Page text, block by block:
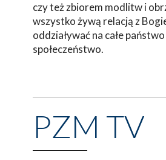
czy też zbiorem modlitw i
wszystko żywą relacją z
oddziaływać na całe państwo
społeczeństwo.
PZM TV